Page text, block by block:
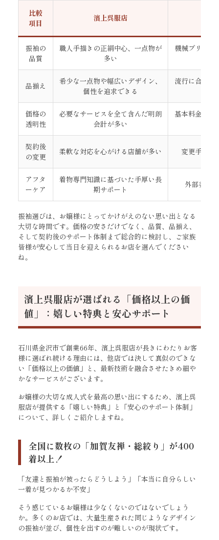
比較
項目
濱上呉服店
振袖の
品質
職人手描きの正絹中心、一点物が
多い
機械プリント
品揃え
希少な一点物や幅広いデザイン、
個性を追求できる
流行に合わせ
価格の
透明性
必要なサービスを全て含んだ明朗
会計が多い
基本料金が安
契約後
の変更
柔軟な対応を心がける店舗が多い 変更手数料
アフタ
ーケア
着物専門知識に基づいた手厚い長
期サポート
外部委託
振袖選びは、お嬢様にとってかけがえのない思い出となる
大切な時間です。価格の安さだけでなく、品質、品揃え、
そして契約後のサポート体制まで総合的に検討し、ご家族
皆様が安心して当日を迎えられるお店を選んでください
ね。
濱上呉服店が選ばれる「価格以上の価
値」：嬉しい特典と安心サポート
石川県金沢市で創業66年、濱上呉服店が長きにわたりお客
様に選ばれ続ける理由には、他店では決して真似のできな
い「価格以上の価値」と、最新技術を融合させたきめ細や
かなサービスがございます。
お嬢様の大切な成人式を最高の思い出にするため、濱上呉
服店が提供する「嬉しい特典」と「安心のサポート体制」
について、詳しくご紹介しますね。
全国に数枚の「加賀友禅・総絞り」が400
着以上！
「友達と振袖が被ったらどうしよう」「本当に自分らしい
一着が見つかるか不安」
そう感じているお嬢様は少なくないのではないでしょう
か。多くのお店では、大量生産された同じようなデザイン
の振袖が並び、個性を出すのが難しいのが現状です。